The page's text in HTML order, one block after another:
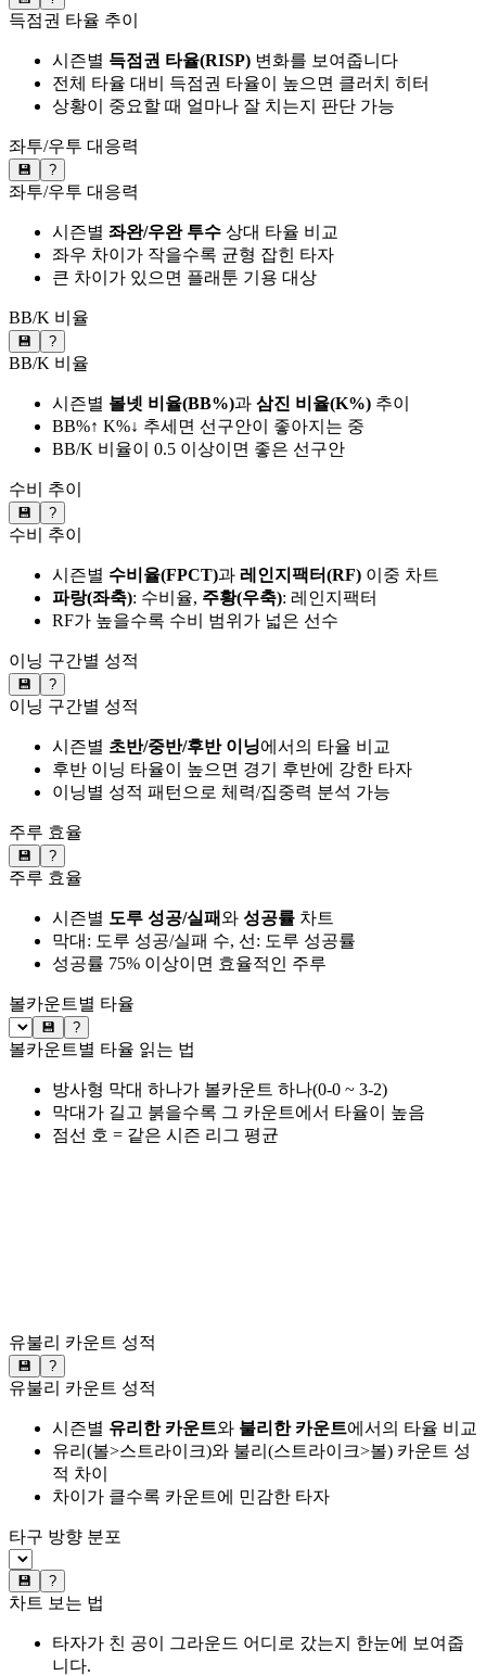
득점권 타율 추이
시즌별 득점권 타율(RISP) 변화를 보여줍니다
전체 타율 대비 득점권 타율이 높으면 클러치 히터
상황이 중요할 때 얼마나 잘 치는지 판단 가능
좌투/우투 대응력
💾 ?
좌투/우투 대응력
시즌별 좌완/우완 투수 상대 타율 비교
좌우 차이가 작을수록 균형 잡힌 타자
큰 차이가 있으면 플래툰 기용 대상
BB/K 비율
💾 ?
BB/K 비율
시즌별 볼넷 비율(BB%)과 삼진 비율(K%) 추이
BB%↑ K%↓ 추세면 선구안이 좋아지는 중
BB/K 비율이 0.5 이상이면 좋은 선구안
수비 추이
💾 ?
수비 추이
시즌별 수비율(FPCT)과 레인지팩터(RF) 이중 차트
파랑(좌축): 수비율, 주황(우축): 레인지팩터
RF가 높을수록 수비 범위가 넓은 선수
이닝 구간별 성적
💾 ?
이닝 구간별 성적
시즌별 초반/중반/후반 이닝에서의 타율 비교
후반 이닝 타율이 높으면 경기 후반에 강한 타자
이닝별 성적 패턴으로 체력/집중력 분석 가능
주루 효율
💾 ?
주루 효율
시즌별 도루 성공/실패와 성공률 차트
막대: 도루 성공/실패 수, 선: 도루 성공률
성공률 75% 이상이면 효율적인 주루
볼카운트별 타율
💾 ?
볼카운트별 타율 읽는 법
방사형 막대 하나가 볼카운트 하나(0-0 ~ 3-2)
막대가 길고 붉을수록 그 카운트에서 타율이 높음
점선 호 = 같은 시즌 리그 평균
유불리 카운트 성적
💾 ?
유불리 카운트 성적
시즌별 유리한 카운트와 불리한 카운트에서의 타율 비교
유리(볼>스트라이크)와 불리(스트라이크>볼) 카운트 성
적 차이
차이가 클수록 카운트에 민감한 타자
타구 방향 분포
💾 ?
차트 보는 법
타자가 친 공이 그라운드 어디로 갔는지 한눈에 보여줍
니다.